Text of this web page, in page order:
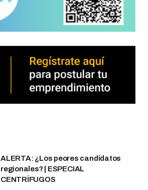
ALERTA: ¿Los peores candidatos
regionales? | ESPECIAL
CENTRÍFUGOS